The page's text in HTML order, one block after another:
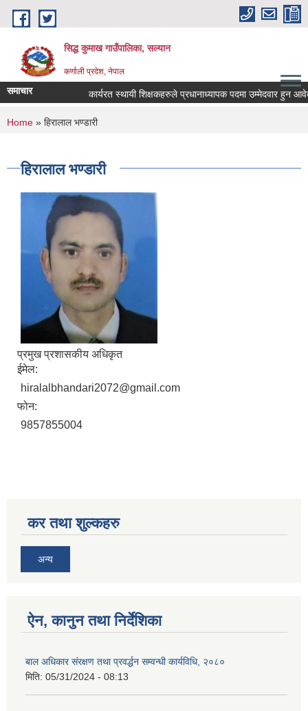
Skip to main content
सिद्ध कुमाख गाउँपालिका, सल्यान
कर्णाली प्रदेश, नेपाल
समाचार कार्यरत स्थायी शिक्षकहरुले प्रधानाध्यापक पदमा उम्मेदवार हुन आवेदन
You are here
Home » हिरालाल भण्डारी
हिरालाल भण्डारी
प्रमुख प्रशासकीय अधिकृत
ईमेल:
hiralalbhandari2072@gmail.com
फोन:
9857855004
कर तथा शुल्कहरु
अन्य
ऐन, कानुन तथा निर्देशिका
बाल अधिकार संरक्षण तथा प्रवर्द्धन सम्वन्धी कार्यविधि, २०८०
मिति: 05/31/2024 - 08:13